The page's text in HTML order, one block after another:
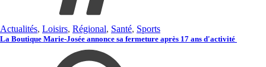
Actualités, Loisirs, Régional, Santé, Sports
La Boutique Marie-Josée annonce sa fermeture après 17 ans d'activité